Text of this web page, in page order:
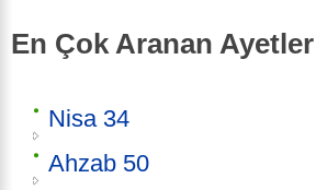
En Çok Aranan Ayetler
Nisa 34
Ahzab 50